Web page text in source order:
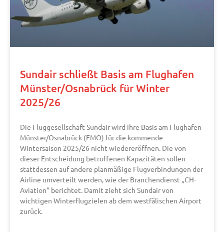
Sundair schließt Basis am Flughafen
Münster/Osnabrück für Winter
2025/26
Die Fluggesellschaft Sundair wird ihre Basis am Flughafen
Münster/Osnabrück (FMO) für die kommende
Wintersaison 2025/26 nicht wiedereröffnen. Die von
dieser Entscheidung betroffenen Kapazitäten sollen
stattdessen auf andere planmäßige Flugverbindungen der
Airline umverteilt werden, wie der Branchendienst „CH-
Aviation“ berichtet. Damit zieht sich Sundair von
wichtigen Winterflugzielen ab dem westfälischen Airport
zurück.